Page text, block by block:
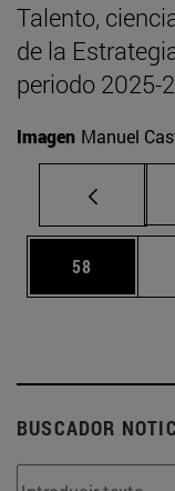
Talento,
de la
periodo 2025-
Imagen Manuel
Página
58
BUSCADOR